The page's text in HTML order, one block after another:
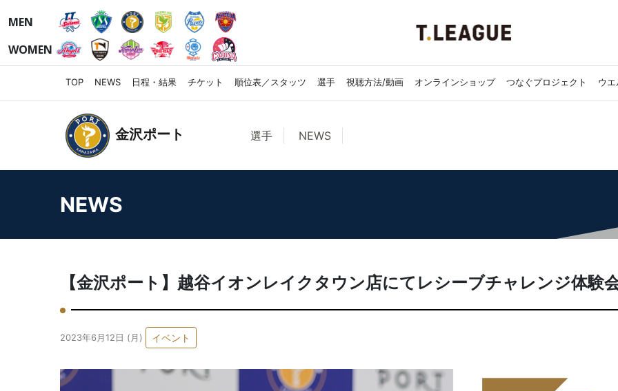
MEN
WOMEN
TOP NEWS 日程・結果 チケット 順位表／スタッツ 選手 視聴方法/動画 オンラインショップ つなぐプロジェクト ウ
金沢ポート 選手 NEWS
NEWS
【金沢ポート】越谷イオンレイクタウン店にてレシーブチャレンジ体験
2023年6月12日 (月) イベント